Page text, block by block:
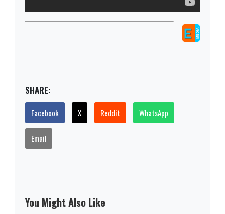
SHARE:
Facebook X Reddit WhatsApp
Email
You Might Also Like